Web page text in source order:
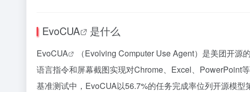
EvoCUA 是什么
EvoCUA
（Evolving Computer Use Agent）是美团开
语言指令和屏幕截图实现对Chrome、Excel、PowerPoint
基准测试中，EvoCUA以56.7%的任务完成率位列开源模